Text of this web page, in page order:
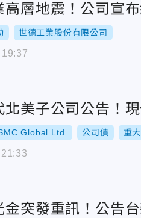
高層地震！公司宣
世德工業股份有限公司
北美子公司公告！
Global Ltd. 公司債 重
金突發重訊！公告